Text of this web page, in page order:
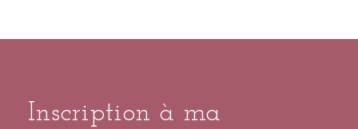
Inscription à ma